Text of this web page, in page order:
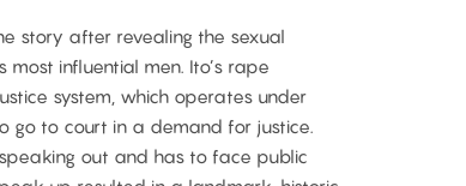
story after revealing the sexual
influential men. Ito’s rape
system, which operates under
go to court in a demand for justice.
out and has to face public